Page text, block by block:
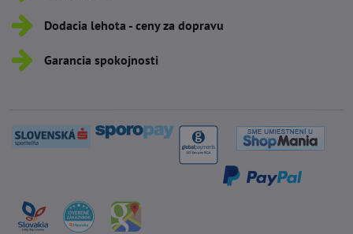
Dodacia lehota - ceny za dopravu
Garancia spokojnosti